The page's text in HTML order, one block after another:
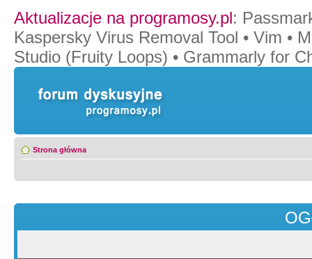
Aktualizacje na programosy.pl:
Kaspersky Virus Removal Tool • Vim •
Studio (Fruity Loops) • Grammarly for
Strona główna